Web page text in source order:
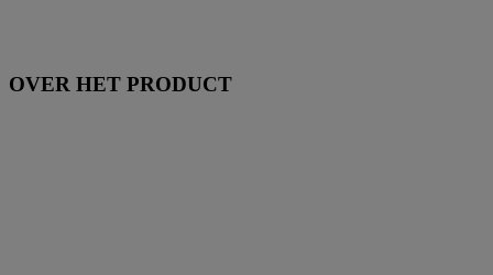
OVER HET PRODUCT